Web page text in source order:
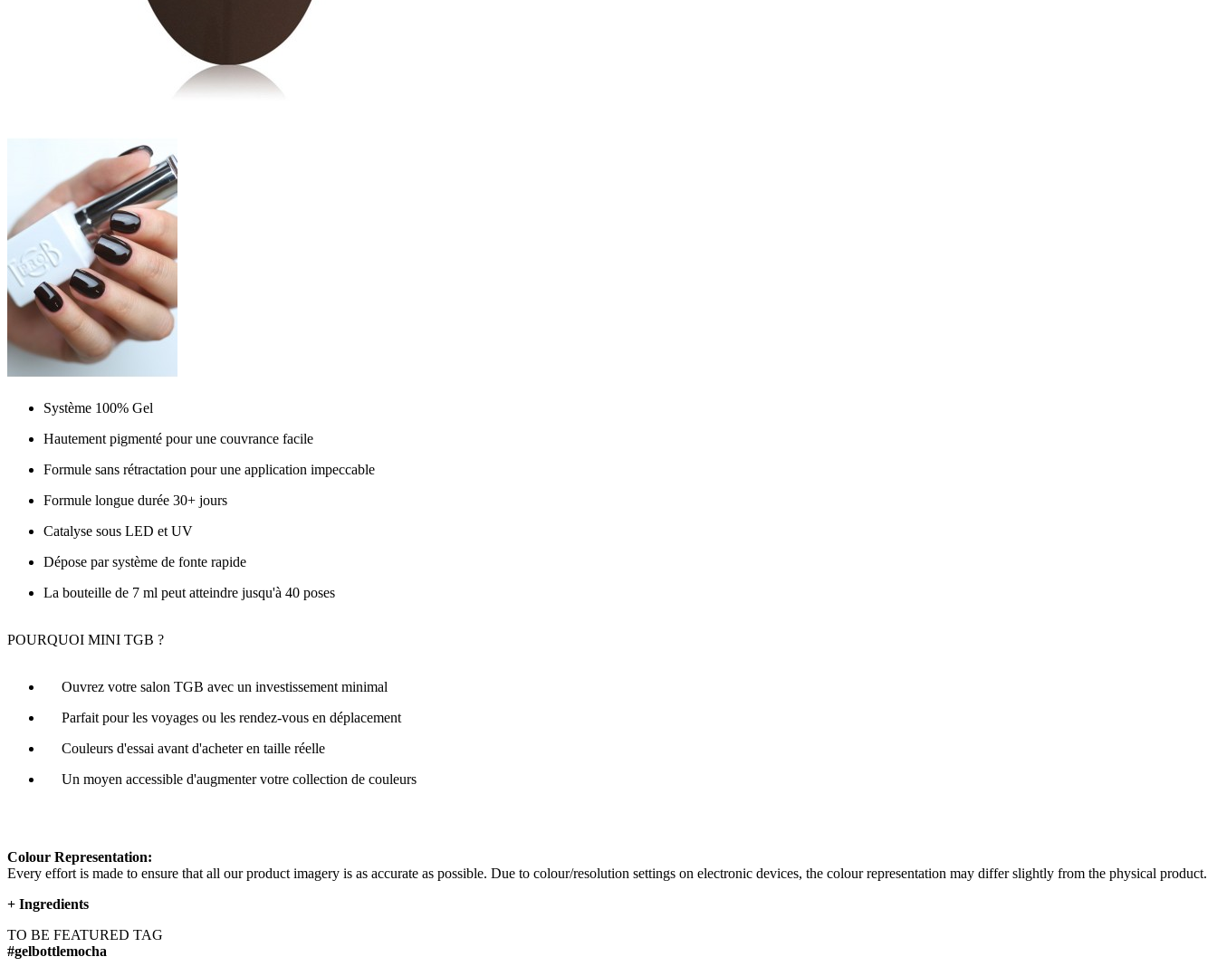
Système 100% Gel
Hautement pigmenté pour une couvrance facile
Formule sans rétractation pour une application impeccable
Formule longue durée 30+ jours
Catalyse sous LED et UV
Dépose par système de fonte rapide
La bouteille de 7 ml peut atteindre jusqu'à 40 poses
POURQUOI MINI TGB ?
Ouvrez votre salon TGB avec un investissement minimal
Parfait pour les voyages ou les rendez-vous en déplacement
Couleurs d'essai avant d'acheter en taille réelle
Un moyen accessible d'augmenter votre collection de couleurs
Colour Representation:
Every effort is made to ensure that all our product imagery is as accurate as possible. Due to colour/resolution settings on electronic devices, the colour representation may differ slightly from the physical product.
+ Ingredients
TO BE FEATURED TAG
#gelbottlemocha